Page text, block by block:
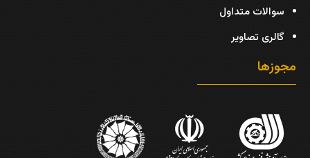
سوالات متداول
گالری تصاویر
مجوزها